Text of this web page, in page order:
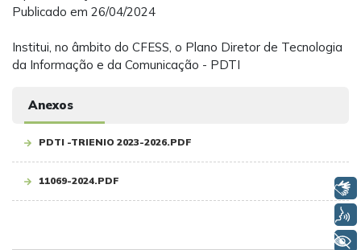
Publicado em 26/04/2024
Institui, no âmbito do CFESS, o Plano Diretor de Tecnologia
da Informação e da Comunicação - PDTI
Anexos
PDTI -TRIENIO 2023-2026.PDF
11069-2024.PDF